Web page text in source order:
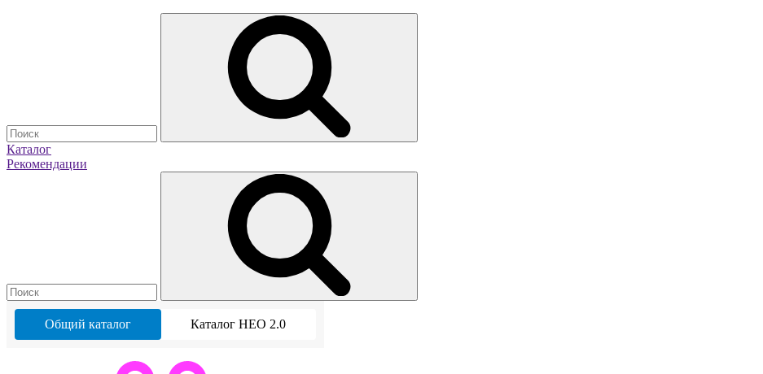
Каталог
Рекомендации
Общий каталог Каталог НЕО 2.0